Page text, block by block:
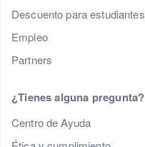
Descuento para estudiantes
Empleo
Partners
¿Tienes alguna pregunta?
Centro de Ayuda